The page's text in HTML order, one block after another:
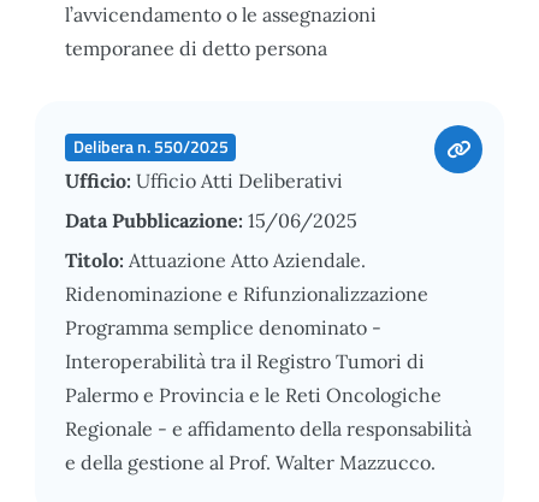
l’avvicendamento o le assegnazioni
temporanee di detto persona
Delibera n. 550/2025
Ufficio: Ufficio Atti Deliberativi
Data Pubblicazione: 15/06/2025
Titolo: Attuazione Atto Aziendale.
Ridenominazione e Rifunzionalizzazione
Programma semplice denominato -
Interoperabilità tra il Registro Tumori di
Palermo e Provincia e le Reti Oncologiche
Regionale - e affidamento della responsabilità
e della gestione al Prof. Walter Mazzucco.